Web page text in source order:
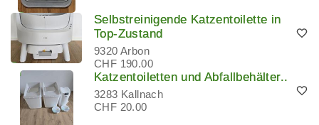
Selbstreinigende Katzentoilette in
Top-Zustand
9320 Arbon
CHF 190.00
Katzentoiletten und Abfallbehälter..
3283 Kallnach
CHF 20.00